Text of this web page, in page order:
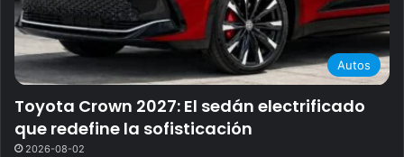
Autos
Toyota Crown 2027: El sedán electrificado
que redefine la sofisticación
2026-08-02